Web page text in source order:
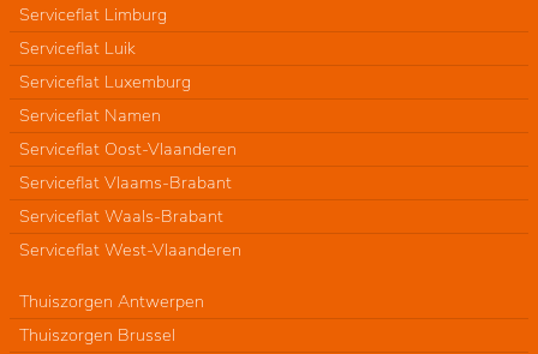
Serviceflat Limburg
Serviceflat Luik
Serviceflat Luxemburg
Serviceflat Namen
Serviceflat Oost-Vlaanderen
Serviceflat Vlaams-Brabant
Serviceflat Waals-Brabant
Serviceflat West-Vlaanderen
Thuiszorgen Antwerpen
Thuiszorgen Brussel